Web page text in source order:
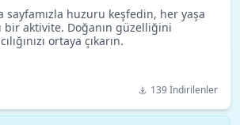
sayfamızla huzuru keşfedin, her yaşa
bir aktivite. Doğanın güzelliğini
ortaya çıkarın.
139 İndirilenler